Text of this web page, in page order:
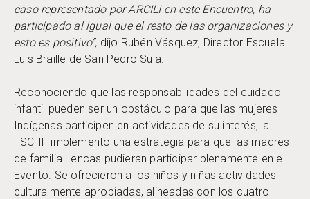
caso representado por ARCILI en este Encuentro, ha
participado al igual que el resto de las organizaciones y
esto es positivo”, dijo Rubén Vásquez, Director Escuela
Luis Braille de San Pedro Sula.
Reconociendo que las responsabilidades del cuidado
infantil pueden ser un obstáculo para que las mujeres
Indígenas participen en actividades de su interés, la
FSC-IF implemento una estrategia para que las madres
de familia Lencas pudieran participar plenamente en el
Evento. Se ofrecieron a los niños y niñas actividades
culturalmente apropiadas, alineadas con los cuatro